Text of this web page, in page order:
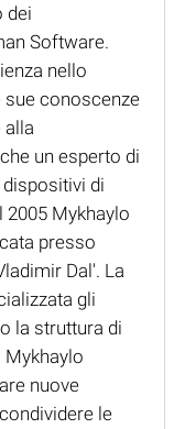
dei
Software.
nello
conoscenze
alla
un esperto di
di
2005 Mykhaylo
presso
Dal'. La
gli
la struttura di
nuove
le